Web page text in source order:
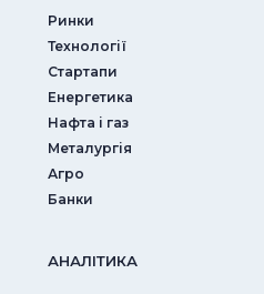
Ринки
Технології
Стартапи
Енергетика
Нафта і газ
Металургія
Агро
Банки
АНАЛIТИКА